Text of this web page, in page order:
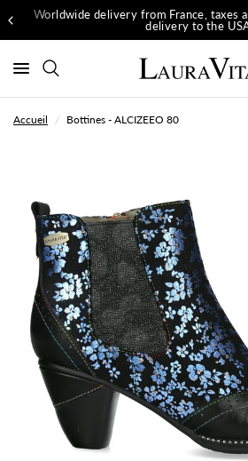
Worldwide delivery from France, taxes
delivery to the
Accueil / Bottines - ALCIZEEO 80